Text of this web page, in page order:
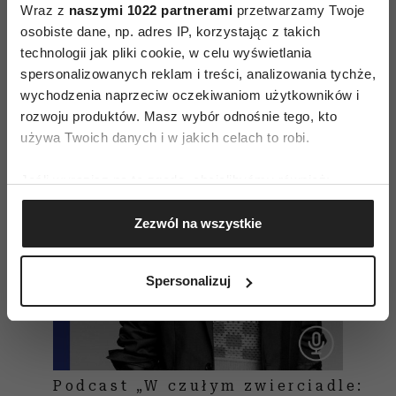
Wraz z naszymi 1022 partnerami przetwarzamy Twoje
osobiste dane, np. adres IP, korzystając z takich
technologii jak pliki cookie, w celu wyświetlania
spersonalizowanych reklam i treści, analizowania tychże,
wychodzenia naprzeciw oczekiwaniom użytkowników i
rozwoju produktów. Masz wybór odnośnie tego, kto
używa Twoich danych i w jakich celach to robi.
Gromadzić dane dotyczące Twojej lokalizacji
geograficznej z dokładnością nawet do kilku metrów
Identyfikować Twoje urządzenie, aktywnie
(fingerprinting, czyli wirtualny odcisk palca)
dane są przetwarzane oraz ustaw własne preferencje w
sekcji szczegółów
. W Deklaracji plików cookie możesz
zmienić lub wycofać swoją zgodę w dowolnej chwili.
Zezwól na wszystkie
Spersonalizuj
Czytaj także
Podcast „W czułym zwierciadle: